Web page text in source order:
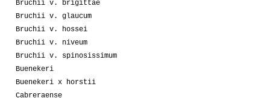
Bruchii v. brigittae
Bruchii v. glaucum
Bruchii v. hossei
Bruchii v. niveum
Bruchii v. spinosissimum
Buenekeri
Buenekeri x horstii
Cabreraense